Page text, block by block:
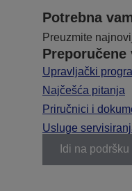
Potrebna
Preuzmite
Preporučene
Upravljački
Najčešća pitanja
Priručnici i
Usluge
Idi na podršku